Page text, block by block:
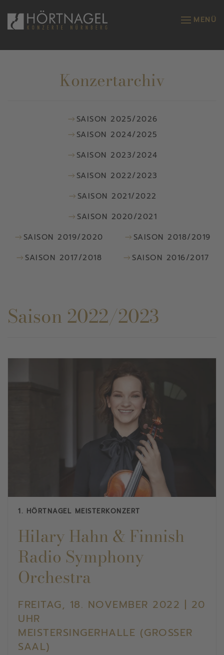
Zum Hauptinhalt springen MENÜ
Konzertarchiv
SAISON 2025/2026
SAISON 2024/2025
SAISON 2023/2024
SAISON 2022/2023
SAISON 2021/2022
SAISON 2020/2021
SAISON 2019/2020
SAISON 2018/2019
SAISON 2017/2018
SAISON 2016/2017
Saison 2022/2023
1. HÖRTNAGEL MEISTERKONZERT
Hilary Hahn & Finnish
Radio Symphony
Orchestra
FREITAG, 18. NOVEMBER 2022 | 20
UHR
MEISTERSINGERHALLE (GROSSER S
AAL)